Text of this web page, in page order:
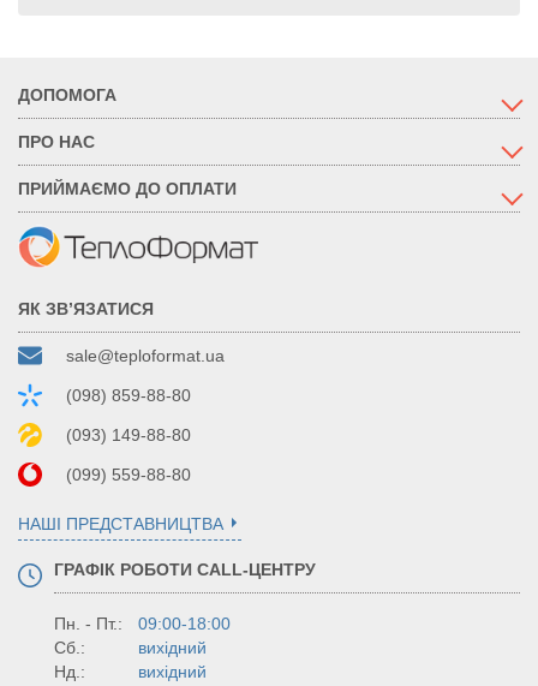
ДОПОМОГА
ПРО НАС
ПРИЙМАЄМО ДО ОПЛАТИ
ЯК ЗВ’ЯЗАТИСЯ
sale@teploformat.ua
(098) 859-88-80
(093) 149-88-80
(099) 559-88-80
НАШІ ПРЕДСТАВНИЦТВА
ГРАФІК РОБОТИ CALL-ЦЕНТРУ
Пн. - Пт.:
09:00-18:00
Сб.:
вихідний
Нд.:
вихідний